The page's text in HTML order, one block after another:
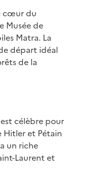
cœur du
Musée de
Matra. La
départ idéal
de la
célèbre pour
Hitler et Pétain
un riche
Laurent et